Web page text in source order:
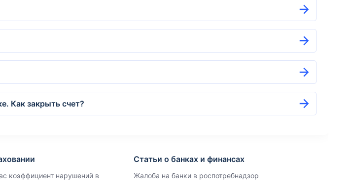
Как закрыть счет?
коэффициент нарушений в
Статьи о банках и финансах
Жалоба на банки в роспотребнадзор